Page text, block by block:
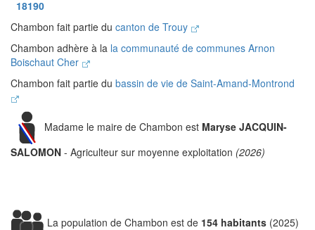
18190
Chambon fait partie du canton de Trouy
Chambon adhère à la la communauté de communes Arnon
Boischaut Cher
Chambon fait partie du bassin de vie de Saint-Amand-Montrond
Madame le maire de Chambon est Maryse JACQUIN-
SALOMON - Agriculteur sur moyenne exploitation (2026)
La population de Chambon est de 154 habitants (2025)